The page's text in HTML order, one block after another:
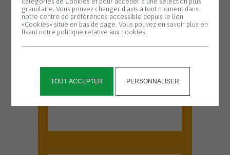
granulaire. Vous pouvez changer d'avis à tout moment dans
notre centre de préférences accessible depuis le lien
«Cookies» situé en bas de page. Vous pouvez en savoir plus en
lisant notre politique relative aux cookies.
TOUT ACCEPTER PERSONNALISER
Mardi
11
Août
biodiversité –
Nuit de la
chauve-souris
découverte des